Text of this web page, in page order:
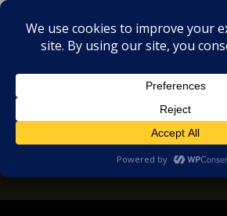
MIX
SOULFUL, DEEP HOUSE &